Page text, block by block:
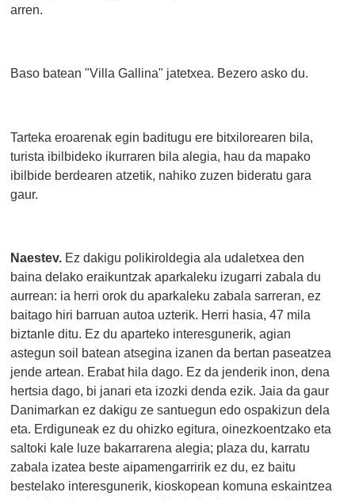
arren.
Baso batean "Villa Gallina" jatetxea. Bezero asko du.
Tarteka eroarenak egin baditugu ere bitxilorearen bila,
turista ibilbideko ikurraren bila alegia, hau da mapako
ibilbide berdearen atzetik, nahiko zuzen bideratu gara
gaur.
Naestev. Ez dakigu polikiroldegia ala udaletxea den
baina delako eraikuntzak aparkaleku izugarri zabala du
aurrean: ia herri orok du aparkaleku zabala sarreran, ez
baitago hiri barruan autoa uzterik. Herri hasia, 47 mila
biztanle ditu. Ez du aparteko interesgunerik, agian
astegun soil batean atsegina izanen da bertan paseatzea
jende artean. Erabat hila dago. Ez da jenderik inon, dena
hertsia dago, bi janari eta izozki denda ezik. Jaia da gaur
Danimarkan ez dakigu ze santuegun edo ospakizun dela
eta. Erdiguneak ez du ohizko egitura, oinezkoentzako eta
saltoki kale luze bakarrarena alegia; plaza du, karratu
zabala izatea beste aipamengarririk ez du, ez baitu
bestelako interesgunerik, kioskopean komuna eskaintzea